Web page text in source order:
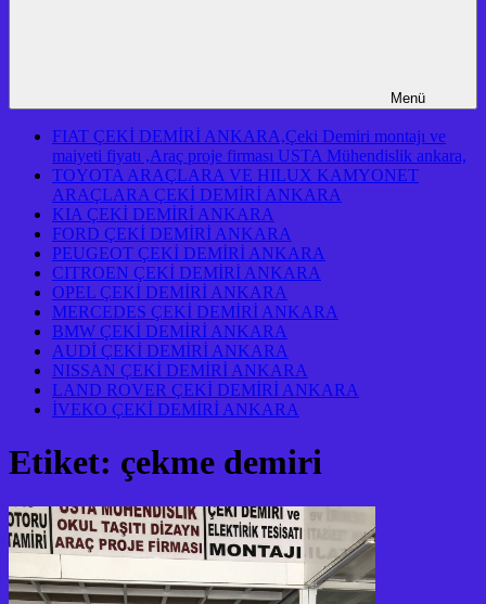
Menü
FIAT ÇEKİ DEMİRİ ANKARA,Çeki Demiri montajı ve
maiyeti fiyatı ,Araç proje firması USTA Mühendislik ankara,
TOYOTA ARAÇLARA VE HILUX KAMYONET
ARAÇLARA ÇEKİ DEMİRİ ANKARA
KIA ÇEKİ DEMİRİ ANKARA
FORD ÇEKİ DEMİRİ ANKARA
PEUGEOT ÇEKİ DEMİRİ ANKARA
CITROEN ÇEKİ DEMİRİ ANKARA
OPEL ÇEKİ DEMİRİ ANKARA
MERCEDES ÇEKİ DEMİRİ ANKARA
BMW ÇEKİ DEMİRİ ANKARA
AUDİ ÇEKİ DEMİRİ ANKARA
NISSAN ÇEKİ DEMİRİ ANKARA
LAND ROVER ÇEKİ DEMİRİ ANKARA
İVEKO ÇEKİ DEMİRİ ANKARA
Etiket: çekme demiri